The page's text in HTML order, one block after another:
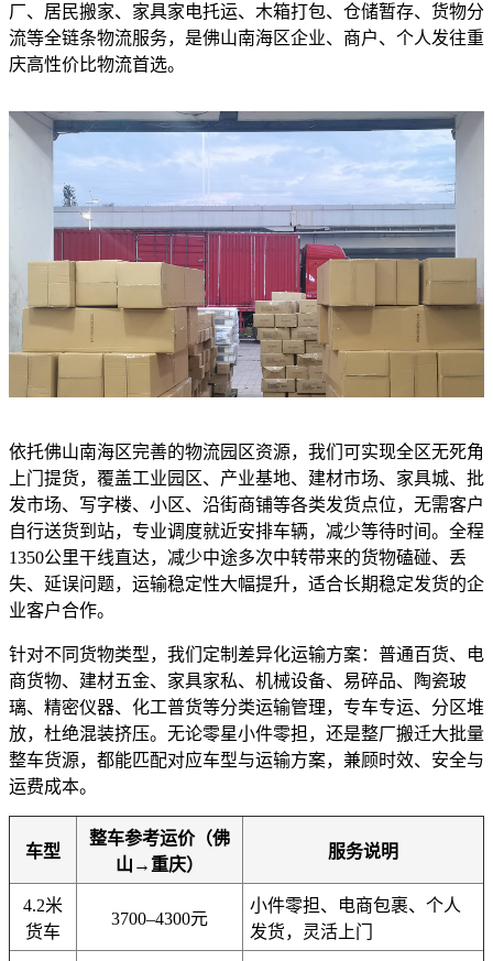
厂、居民搬家、家具家电托运、木箱打包、仓储暂存、货物分
流等全链条物流服务，是佛山南海区企业、商户、个人发往重
庆高性价比物流首选。
依托佛山南海区完善的物流园区资源，我们可实现全区无死角
上门提货，覆盖工业园区、产业基地、建材市场、家具城、批
发市场、写字楼、小区、沿街商铺等各类发货点位，无需客户
自行送货到站，专业调度就近安排车辆，减少等待时间。全程
1350公里干线直达，减少中途多次中转带来的货物磕碰、丢
失、延误问题，运输稳定性大幅提升，适合长期稳定发货的企
业客户合作。
针对不同货物类型，我们定制差异化运输方案：普通百货、电
商货物、建材五金、家具家私、机械设备、易碎品、陶瓷玻
璃、精密仪器、化工普货等分类运输管理，专车专运、分区堆
放，杜绝混装挤压。无论零星小件零担，还是整厂搬迁大批量
整车货源，都能匹配对应车型与运输方案，兼顾时效、安全与
运费成本。
车型
整车参考运价（佛
山→重庆）
服务说明
4.2米
货车
3700–4300元
小件零担、电商包裹、个人
发货，灵活上门